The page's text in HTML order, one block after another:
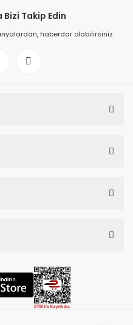
100 Ml
Takip Edin
haberdar olabilirsiniz.